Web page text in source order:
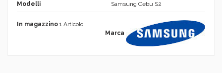
Modelli Samsung Cebu S2
Marca
In magazzino 1 Articolo